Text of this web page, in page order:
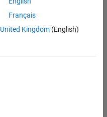
Français
United Kingdom(English)